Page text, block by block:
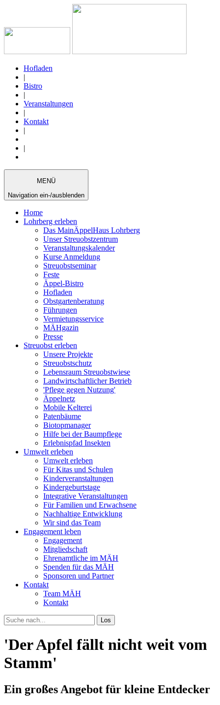
Hofladen
|
Bistro
|
Veranstaltungen
|
Kontakt
|
|
MENÜ
Navigation ein-/ausblenden
Home
Lohrberg erleben
Das MainÄppelHaus Lohrberg
Unser Streuobstzentrum
Veranstaltungskalender
Kurse Anmeldung
Streuobstseminar
Feste
Äppel-Bistro
Hofladen
Obstgartenberatung
Führungen
Vermietungsservice
MÄHgazin
Presse
Streuobst erleben
Unsere Projekte
Streuobstschutz
Lebensraum Streuobstwiese
Landwirtschaftlicher Betrieb
'Pflege gegen Nutzung'
Äppelnetz
Mobile Kelterei
Patenbäume
Biotopmanager
Hilfe bei der Baumpflege
Erlebnispfad Insekten
Umwelt erleben
Umwelt erleben
Für Kitas und Schulen
Kinderveranstaltungen
Kindergeburtstage
Integrative Veranstaltungen
Für Familien und Erwachsene
Nachhaltige Entwicklung
Wir sind das Team
Engagement leben
Engagement
Mitgliedschaft
Ehrenamtliche im MÄH
Spenden für das MÄH
Sponsoren und Partner
Kontakt
Team MÄH
Kontakt
Los
'Der Apfel fällt nicht weit vom
Stamm'
Ein großes Angebot für kleine Entdecker